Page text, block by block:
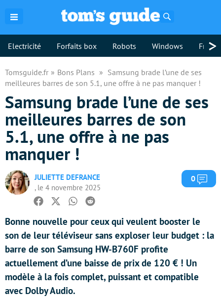
Electricité Forfaits box Robots Windows >
Tomsguide.fr Bons Plans
Samsung brade l’une de ses
meilleures barres de son 5.1, une offre à ne pas manquer !
Samsung brade l’une de ses
meilleures barres de son
5.1, une offre à ne pas
manquer !
JULIETTE DEFRANCE
, le 4 novembre 2025
0
Facebook
TwitterWhatsapp
Reddit
Bonne nouvelle pour ceux qui veulent booster le
son de leur téléviseur sans exploser leur budget : la
barre de son Samsung HW-B760F profite
actuellement d’une baisse de prix de 120 € ! Un
modèle à la fois complet, puissant et compatible
avec Dolby Audio.